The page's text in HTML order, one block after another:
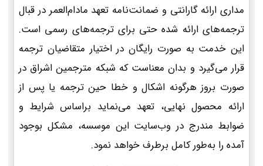
مداری ارائه گارانتی و ضمانت‌نامه تعهد مادام‌العمر در قبال
ترجمه‌های ارائه شده حتی برای ترجمه‌های رسمی است.
این خدمت به صورت رایگان در اختیار متقاضیان ترجمه
قرار می‌گیرد و بدان معناست که شبکه مترجمین اشراق در
صورت بروز هرگونه اشکال و خطا حین ترجمه یا پس از
ارائه محصول نهایی، تعهد می‌نماید براساس شرایط و
ضوابط مندرج در وب‌سایت این موسسه، مشکل بوجود
آمده را به‌طور کامل برطرف خواهد نمود.